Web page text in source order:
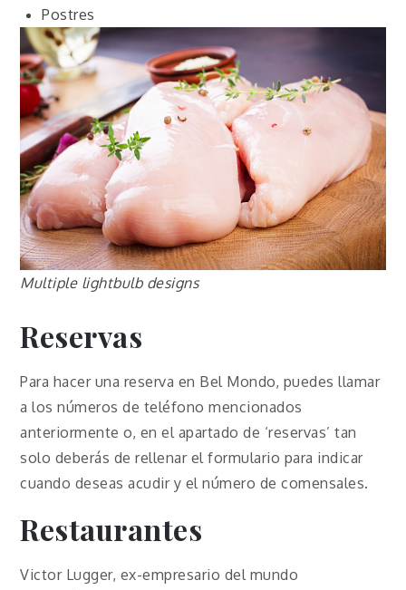
Postres
Multiple lightbulb designs
Reservas
Para hacer una reserva en Bel Mondo, puedes llamar
a los números de teléfono mencionados
anteriormente o, en el apartado de ‘reservas’ tan
solo deberás de rellenar el formulario para indicar
cuando deseas acudir y el número de comensales.
Restaurantes
Victor Lugger, ex-empresario del mundo